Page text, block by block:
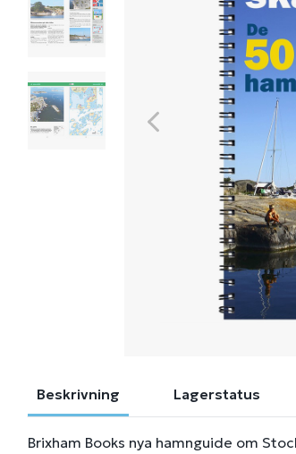
Beskrivning Lagerstatus
Brixham Books nya hamnguide om